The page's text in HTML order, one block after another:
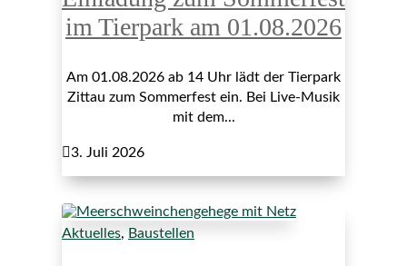
im Tierpark am 01.08.2026
Am 01.08.2026 ab 14 Uhr lädt der Tierpark
Zittau zum Sommerfest ein. Bei Live-Musik
mit dem...
3. Juli 2026
Aktuelles, Baustellen